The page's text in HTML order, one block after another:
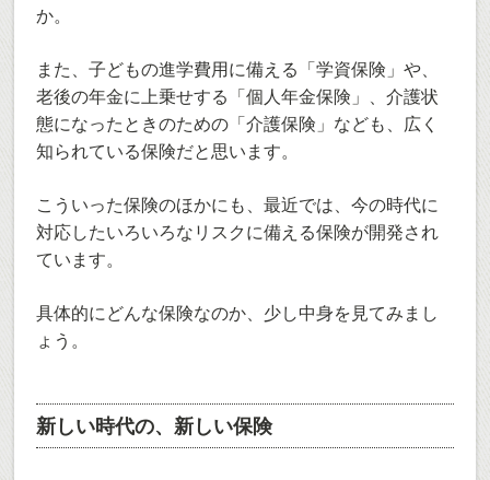
か。
また、子どもの進学費用に備える「学資保険」や、
老後の年金に上乗せする「個人年金保険」、介護状
態になったときのための「介護保険」なども、広く
知られている保険だと思います。
こういった保険のほかにも、最近では、今の時代に
対応したいろいろなリスクに備える保険が開発され
ています。
具体的にどんな保険なのか、少し中身を見てみまし
ょう。
新しい時代の、新しい保険